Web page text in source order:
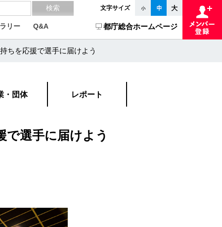
文字サイズ
リー Q&A 都庁総合ホームページ
ちを応援で選手に届けよう
・団体 レポート
で選手に届けよう